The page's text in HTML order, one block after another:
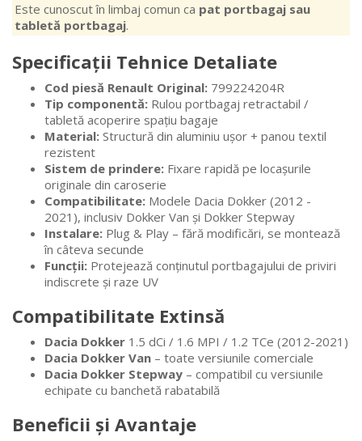
Este cunoscut în limbaj comun ca pat portbagaj sau
tabletă portbagaj.
Specificații Tehnice Detaliate
Cod piesă Renault Original: 799224204R
Tip componentă: Rulou portbagaj retractabil /
tabletă acoperire spațiu bagaje
Material: Structură din aluminiu ușor + panou textil
rezistent
Sistem de prindere: Fixare rapidă pe locașurile
originale din caroserie
Compatibilitate: Modele Dacia Dokker (2012 -
2021), inclusiv Dokker Van și Dokker Stepway
Instalare: Plug & Play – fără modificări, se montează
în câteva secunde
Funcții: Protejează conținutul portbagajului de priviri
indiscrete și raze UV
Compatibilitate Extinsă
Dacia Dokker 1.5 dCi / 1.6 MPI / 1.2 TCe (2012-2021)
Dacia Dokker Van – toate versiunile comerciale
Dacia Dokker Stepway – compatibil cu versiunile
echipate cu banchetă rabatabilă
Beneficii și Avantaje